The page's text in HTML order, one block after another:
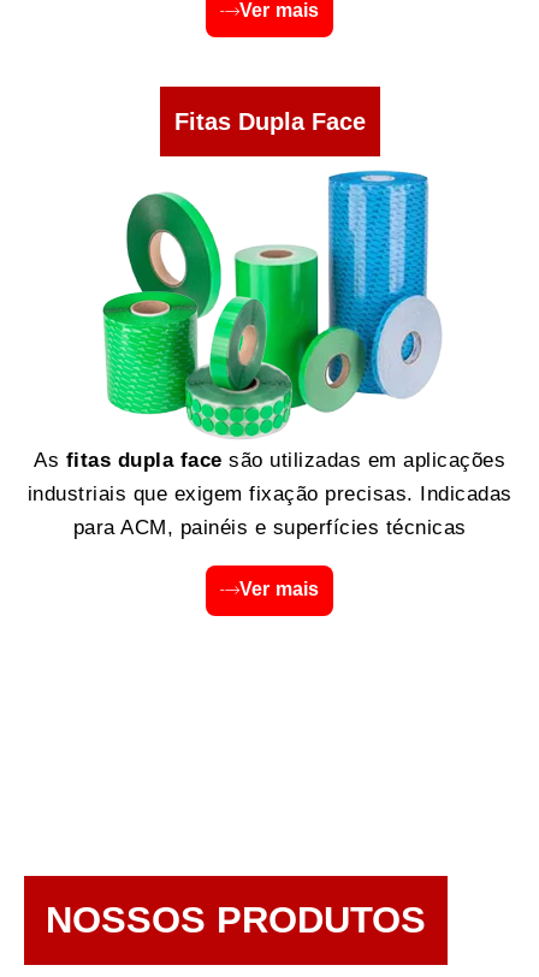
Ver mais
Fitas Dupla Face
As fitas dupla face são utilizadas em aplicações
industriais que exigem fixação precisas. Indicadas
para ACM, painéis e superfícies técnicas
Ver mais
NOSSOS PRODUTOS